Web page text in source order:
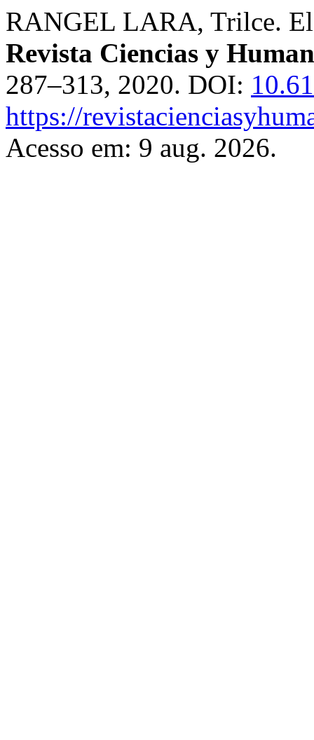
RANGEL LARA, Trilce. El
Revista Ciencias y
287–313, 2020. DOI:
https://
Acesso em: 9 aug. 2026.